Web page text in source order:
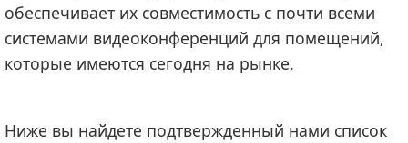
обеспечивает их совместимость с почти всеми
системами видеоконференций для помещений,
которые имеются сегодня на рынке.
Ниже вы найдете подтвержденный нами список